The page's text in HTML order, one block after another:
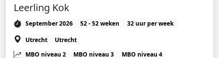
Leerling Kok
September 2026 52 - 52 weken
32 uur per week
Utrecht
Utrecht
MBO niveau 2
MBO niveau 3
MBO niveau 4